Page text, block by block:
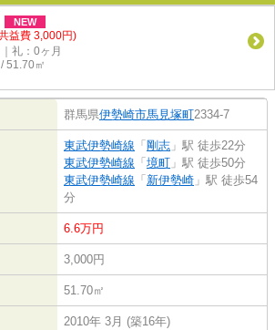
NEW
益費 3,000円)
礼：0ヶ月
51.70㎡
群馬県伊勢崎市馬見塚町2334-7
東武伊勢崎線 「 剛志 」駅 徒歩22分
東武伊勢崎線 「 境町 」駅 徒歩50分
東武伊勢崎線 「 新伊勢崎 」駅 徒歩54
分
6.6万円
3,000円
51.70㎡
2010年 3月 (築16年)